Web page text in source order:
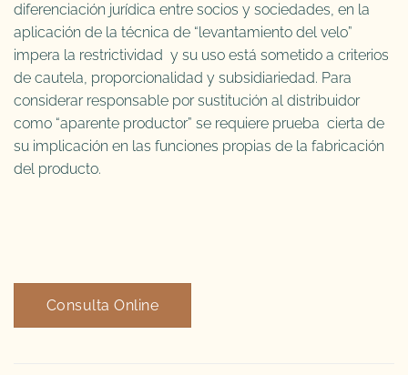
diferenciación jurídica entre socios y sociedades, en la
aplicación de la técnica de “levantamiento del velo”
impera la restrictividad y su uso está sometido a criterios
de cautela, proporcionalidad y subsidiariedad. Para
considerar responsable por sustitución al distribuidor
como “aparente productor” se requiere prueba cierta de
su implicación en las funciones propias de la fabricación
del producto.
Consulta Online